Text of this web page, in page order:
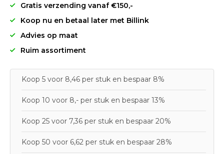
Gratis verzending vanaf €150,-
Koop nu en betaal later met Billink
Advies op maat
Ruim assortiment
Koop 5 voor 8,46 per stuk en bespaar 8%
Koop 10 voor 8,- per stuk en bespaar 13%
Koop 25 voor 7,36 per stuk en bespaar 20%
Koop 50 voor 6,62 per stuk en bespaar 28%